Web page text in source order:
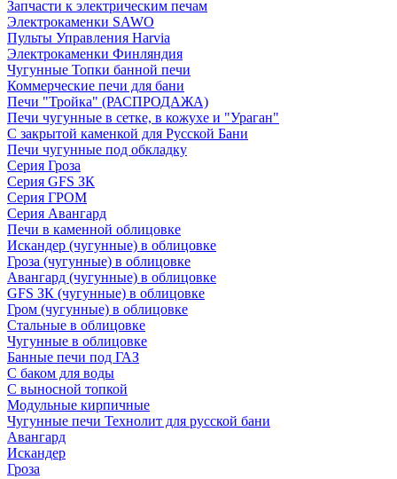
Запчасти к электрическим печам
Электрокаменки SAWO
Пульты Управления Harvia
Электрокаменки Финляндия
Чугунные Топки банной печи
Коммерческие печи для бани
Печи "Тройка" (РАСПРОДАЖА)
Печи чугунные в сетке, в кожухе и "Ураган"
С закрытой каменкой для Русской Бани
Печи чугунные под обкладку
Серия Гроза
Серия GFS ЗК
Серия ГРОМ
Серия Авангард
Печи в каменной облицовке
Искандер (чугунные) в облицовке
Гроза (чугунные) в облицовке
Авангард (чугунные) в облицовке
GFS ЗК (чугунные) в облицовке
Гром (чугунные) в облицовке
Стальные в облицовке
Чугунные в облицовке
Банные печи под ГАЗ
С баком для воды
С выносной топкой
Модульные кирпичные
Чугунные печи Технолит для русской бани
Авангард
Искандер
Гроза